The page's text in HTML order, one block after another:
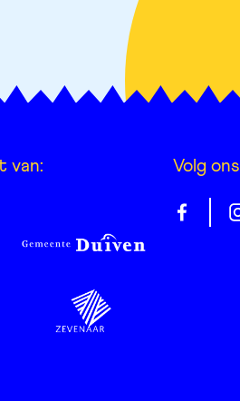
van: Volg ons
Gelrepas